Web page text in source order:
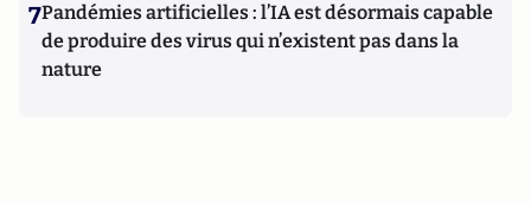
7Pandémies artificielles : l’IA est désormais capable
de produire des virus qui n’existent pas dans la
nature